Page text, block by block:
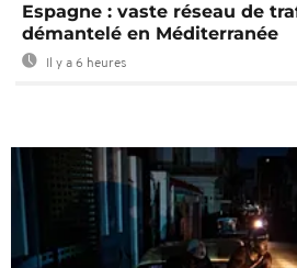
Espagne : vaste réseau de
démantelé en Méditerranée
Il y a 6 heures